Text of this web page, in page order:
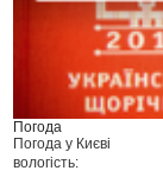
Погода
Погода у Києві
вологість: